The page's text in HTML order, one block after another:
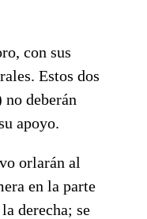
con sus
Estos dos
deberán
apoyo.
orlarán al
en la parte
derecha; se